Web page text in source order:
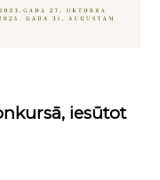
iesūtot